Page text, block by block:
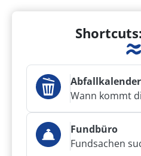
Abfallkalender
Wann kommt
Fundbüro
Fundsachen